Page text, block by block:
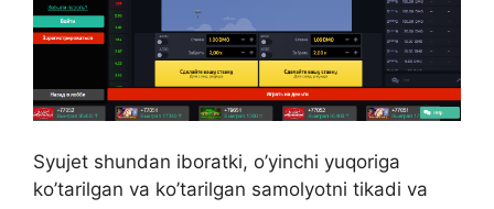
Syujet shundan iboratki, o’yinchi yuqoriga
ko’tarilgan va ko’tarilgan samolyotni tikadi va